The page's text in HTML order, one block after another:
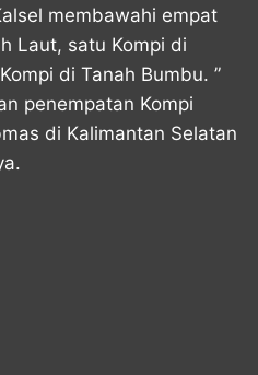
membawahi empat
Laut, satu Kompi di
di Tanah Bumbu. ”
penempatan Kompi
di Kalimantan Selatan